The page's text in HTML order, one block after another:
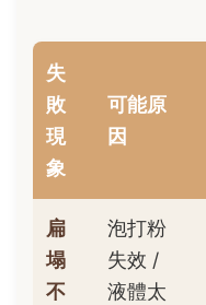
失
敗
現
象
可能原
因
扁
塌
不
泡打粉
失效 /
液體太